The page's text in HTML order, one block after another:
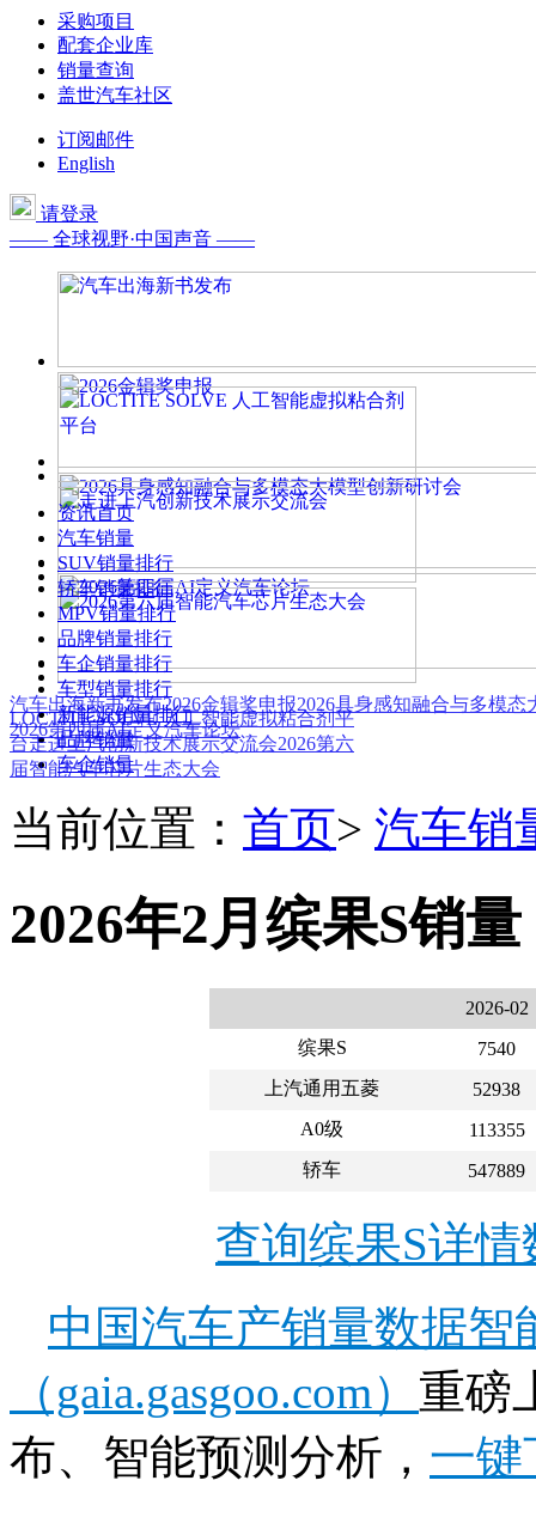
采购项目
配套企业库
销量查询
盖世汽车社区
订阅邮件
English
请登录
—— 全球视野·中国声音 ——
汽车出海新书发布2026金辑奖申报2026具身感知融合与多模态
2026第四届AI定义汽车论坛
LOCTITE SOLVE 人工智能虚拟粘合剂平
台走进上汽创新技术展示交流会2026第六
届智能汽车芯片生态大会
资讯首页
汽车销量
SUV销量排行
轿车销量排行
MPV销量排行
品牌销量排行
车企销量排行
车型销量排行
新能源销量排行
品牌销量
车企销量
当前位置： 首页> 汽车销
2026年2月缤果S销量
2026-02
缤果S
7540
上汽通用五菱
52938
A0级
113355
轿车
547889
查询缤果S详
中国汽车产销量数据
（gaia.gasgoo.com） 重磅
布、智能预测分析， 一键